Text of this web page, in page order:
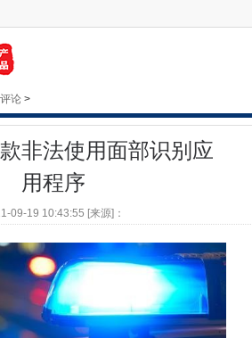
论 >
非法使用面部识别应
用程序
09-19 10:43:55 [来源]：